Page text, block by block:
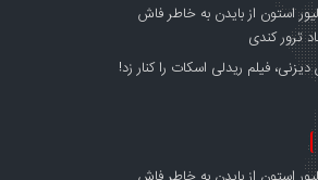
استون از بایدن به خاطر فاش
ترور کندی
فیلم ریدلی اسکات را کنار زد!